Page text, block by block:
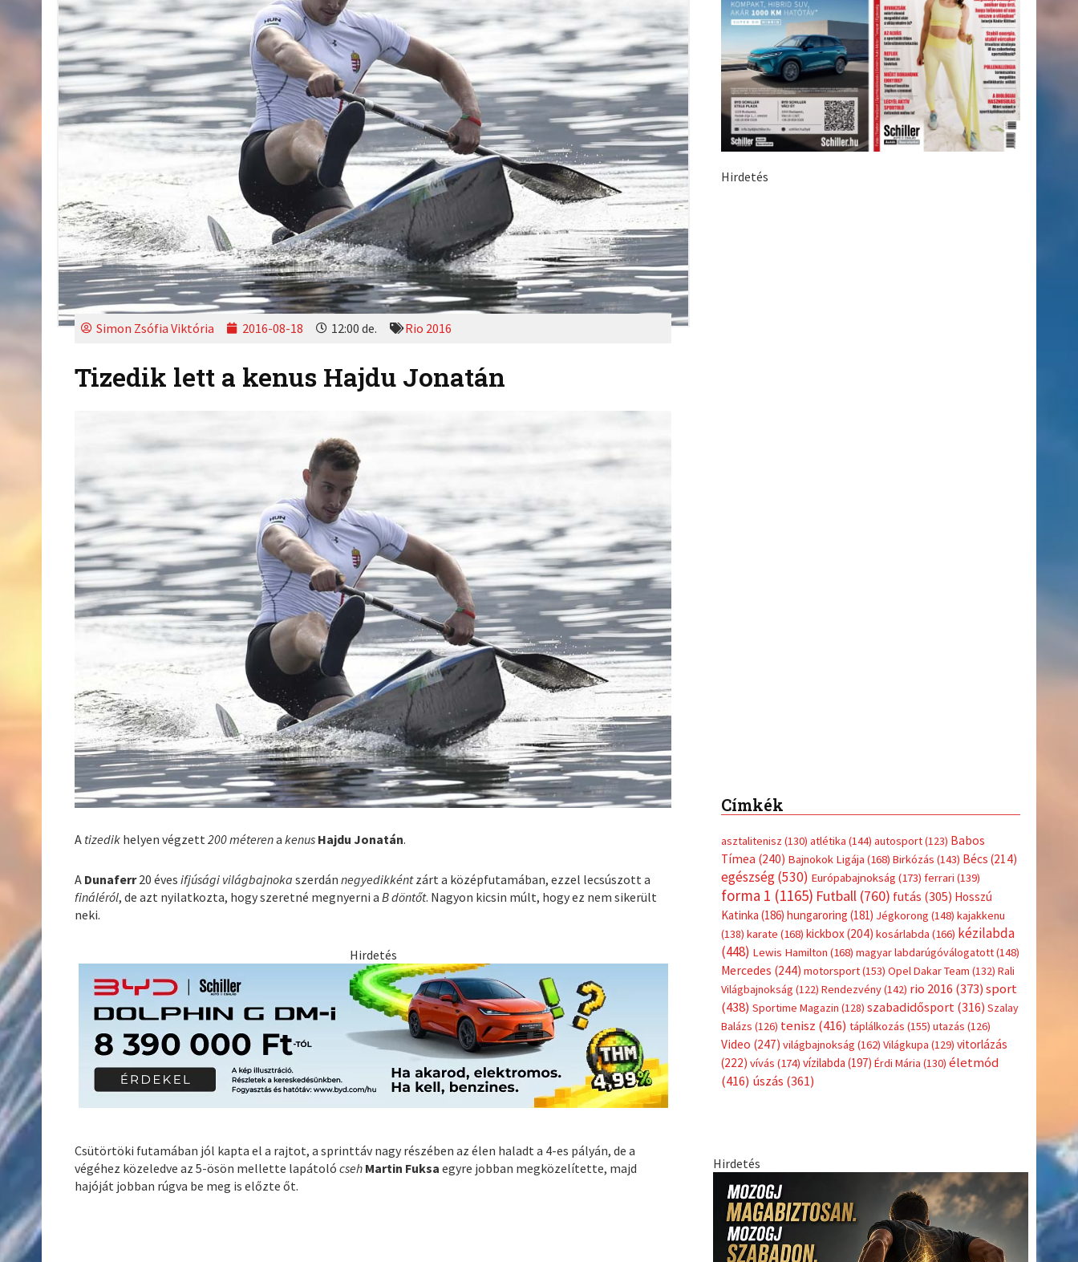
Simon Zsófia Viktória 2016-08-18 12:00 de. Rio 2016
Tizedik lett a kenus Hajdu Jonatán
A tizedik helyen végzett200 méterenakenus Hajdu Jonatán.
A Dunaferr20 éves ifjúsági világbajnoka szerdánnegyedikkéntzárt a középfutamában, ezzel lecsúszott a
fináléról, de azt nyilatkozta, hogy szeretné megnyerni aB döntőt. Nagyon kicsin múlt, hogy ez nem sikerült
neki.
Hirdetés
Csütörtöki futamában jól kapta el a rajtot, a sprinttáv nagy részében az élen haladt a 4-es pályán, de a
végéhez közeledve az 5-ösön mellette lapátolócseh Martin Fuksa egyre jobban megközelítette, majd
hajóját jobban rúgva be meg is előzte őt.
Hirdetés
Címkék
asztalitenisz (130) atlétika (144) autosport(123) Babos
Tímea (240) Bajnokok Ligája (168) Birkózás (143) Bécs (214)
egészség(530) Európabajnokság (173) ferrari (139)
forma 1 (1165) Futball(760) futás (305) Hosszú
Katinka (186) hungaroring (181) Jégkorong (148) kajakkenu
(138) karate (168) kickbox(204) kosárlabda (166) kézilabda
(448) Lewis Hamilton (168) magyar labdarúgóválogatott(148)
Mercedes (244) motorsport(153) Opel Dakar Team (132) Rali
Világbajnokság (122) Rendezvény(142) rio 2016 (373) sport
(438) Sportime Magazin (128) szabadidősport (316) Szalay
Balázs (126) tenisz (416) táplálkozás (155) utazás (126)
Video (247) világbajnokság (162) Világkupa (129) vitorlázás
(222) vívás (174) vízilabda (197) Érdi Mária (130) életmód
(416) úszás (361)
Hirdetés